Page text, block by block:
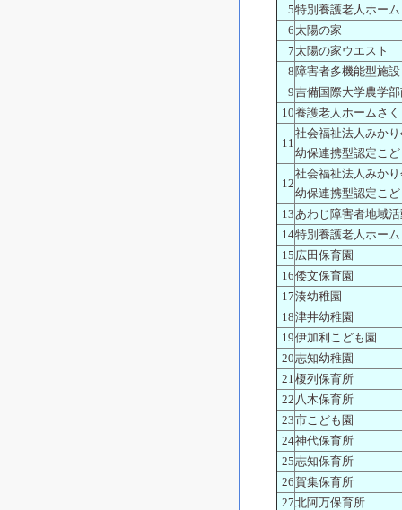
5特別養護老人ホー
6太陽の家
7太陽の家ウエスト
8 障害者多機能型施
9吉備国際大学農学
10養護老人ホームさ
11
社会福祉法人みか
幼保連携型認定こ
12
社会福祉法人みか
幼保連携型認定こ
13あわじ障害者地域
14特別養護老人ホー
15 広田保育園
16倭文保育園
17湊幼稚園
18津井幼稚園
19伊加利こども園
20志知幼稚園
21榎列保育所
22 八木保育所
23市こども園
24神代保育所
25志知保育所
26賀集保育所
27北阿万保育所